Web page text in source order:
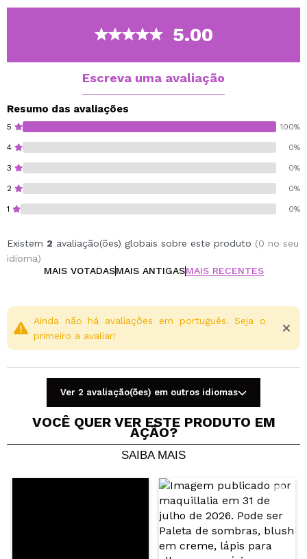
5.00
Escreva uma avaliação
Resumo das avaliações
5 100%
4 0%
3 0%
2 0%
1 0%
Existem 2 avaliação(ões) globais sobre este produto (0 no seu
idioma)
MAIS VOTADASMAIS ANTIGASMAIS RECENTES
Compartilhar um vídeo ou uma foto
Seu vídeo pode ser o primeiro. Imagine isso...
Recomenda esta compra? Sim Não
Ainda não há avaliações em português. Seja o
primeiro a avaliar!
Ver 2 avaliação(ões) em outros idiomas
VOCÊ QUER VER ESTE PRODUTO EM
AÇÃO?
SAIBA MAIS